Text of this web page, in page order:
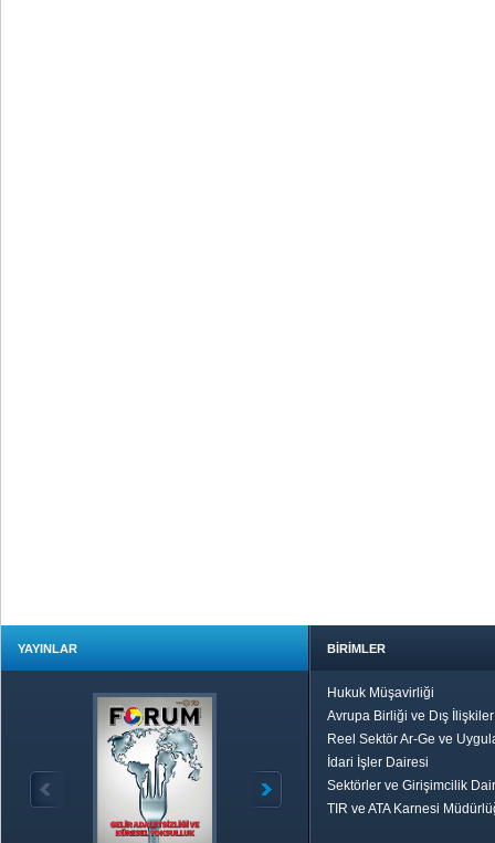
YAYINLAR BİRİMLER
Hukuk Müşavirliği
Avrupa Birliği ve Dış
Reel Sektör Ar-Ge ve
İdari İşler Dairesi
Sektörler ve Girişimcilik
TIR ve ATA Karnesi